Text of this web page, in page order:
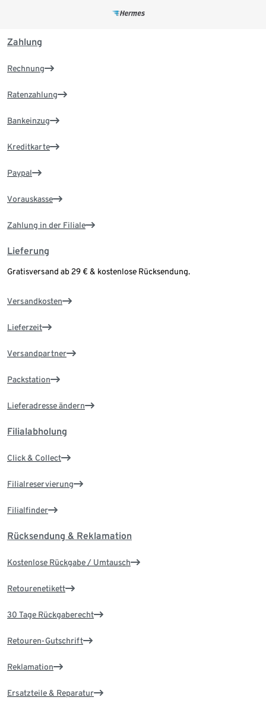
Zahlung
Rechnung
Ratenzahlung
Bankeinzug
Kreditkarte
Paypal
Vorauskasse
Zahlung in der Filiale
Lieferung
Gratisversand ab 29 € & kostenlose Rücksendung.
Versandkosten
Lieferzeit
Versandpartner
Packstation
Lieferadresse ändern
Filialabholung
Click & Collect
Filialreservierung
Filialfinder
Rücksendung & Reklamation
Kostenlose Rückgabe / Umtausch
Retourenetikett
30 Tage Rückgaberecht
Retouren-Gutschrift
Reklamation
Ersatzteile & Reparatur